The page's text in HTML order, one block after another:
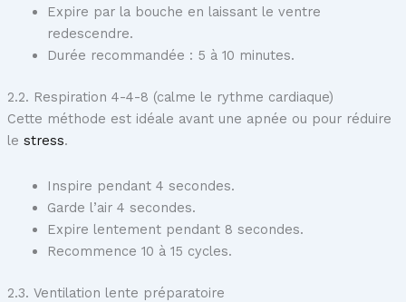
Expire par la bouche en laissant le ventre
redescendre.
Durée recommandée : 5 à 10 minutes.
2.2. Respiration 4-4-8 (calme le rythme cardiaque)
Cette méthode est idéale avant une apnée ou pour réduire
le stress.
Inspire pendant 4 secondes.
Garde l’air 4 secondes.
Expire lentement pendant 8 secondes.
Recommence 10 à 15 cycles.
2.3. Ventilation lente préparatoire